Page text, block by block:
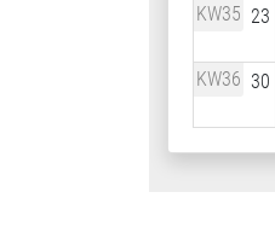
KW35 23
KW36 30